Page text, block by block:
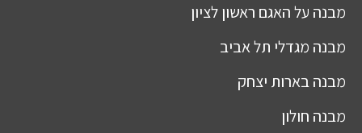
מבנה על האגם ראשון לציון
מבנה מגדלי תל אביב
מבנהבארות יצחק
מבנה חולון